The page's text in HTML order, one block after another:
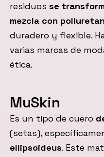
residuos se
mezcla con
duradero y flexible.
varias marcas de
ética.
MuSkin
Es un tipo de cuero
(setas),
ellipsoideus. Este